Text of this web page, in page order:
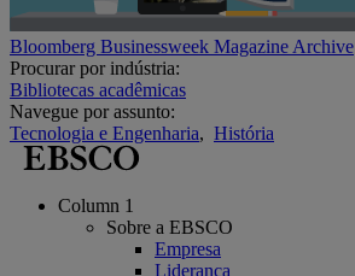
Bloomberg Businessweek Magazine Archive
Procurar por indústria:
Bibliotecas acadêmicas
Navegue por assunto:
Tecnologia e Engenharia, História
Column 1
Sobre a EBSCO
Empresa
Liderança